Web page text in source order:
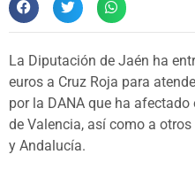
La Diputación de Jaén ha
euros a Cruz Roja para
por la DANA que ha
de Valencia, así como a
y Andalucía.